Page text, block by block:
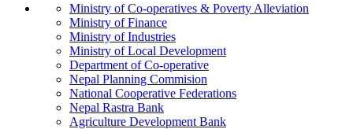
Ministry of Co-operatives & Poverty Alleviation
Ministry of Finance
Ministry of Industries
Ministry of Local Development
Department of Co-operative
Nepal Planning Commision
National Cooperative Federations
Nepal Rastra Bank
Agriculture Development Bank